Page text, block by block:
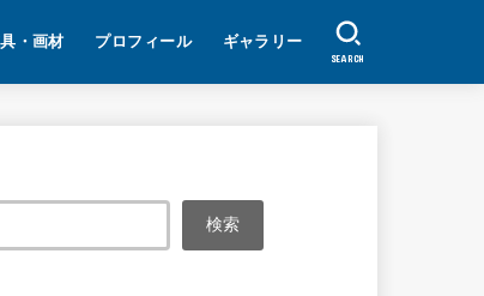
・画材 プロフィール ギャラリー
SEARCH
検索